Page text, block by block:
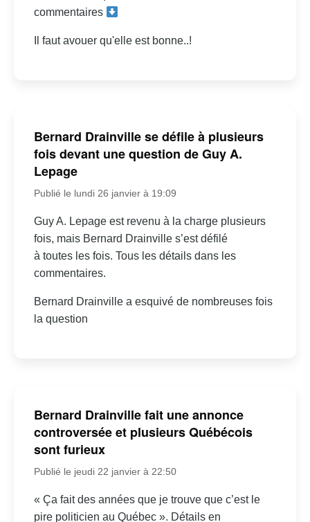
commentaires
Il faut avouer qu'elle est bonne..!
Bernard Drainville se défile à plusieurs
fois devant une question de Guy A.
Lepage
Publié le lundi 26 janvier à 19:09
Guy A. Lepage est revenu à la charge plusieurs
fois, mais Bernard Drainville s’est défilé
à toutes les fois. Tous les détails dans les
commentaires.
Bernard Drainville a esquivé de nombreuses fois
la question
Bernard Drainville fait une annonce
controversée et plusieurs Québécois
sont furieux
Publié le jeudi 22 janvier à 22:50
« Ça fait des années que je trouve que c’est le
pire politicien au Québec ». Détails en